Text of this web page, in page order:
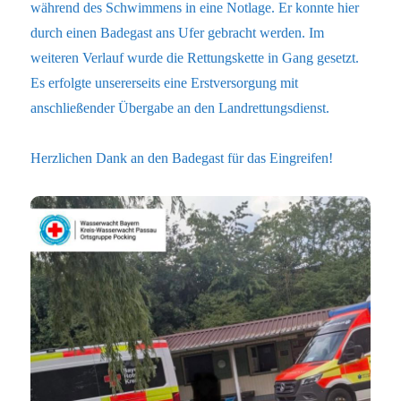
während des Schwimmens in eine Notlage. Er konnte hier
durch einen Badegast ans Ufer gebracht werden. Im
weiteren Verlauf wurde die Rettungskette in Gang gesetzt.
Es erfolgte unsererseits eine Erstversorgung mit
anschließender Übergabe an den Landrettungsdienst.
Herzlichen Dank an den Badegast für das Eingreifen!